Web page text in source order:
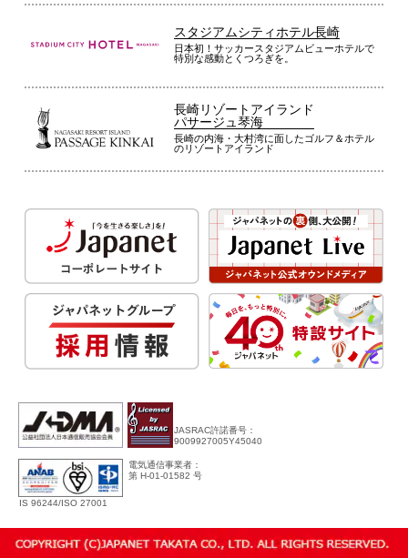
スタジアムシティホテル長崎
日本初！サッカースタジアムビューホテルで
特別な感動とくつろぎを。
長崎リゾートアイランド
パサージュ琴海
長崎の内海・大村湾に面したゴルフ＆ホテル
のリゾートアイランド
JASRAC許諾番号：
9009927005Y45040
IS 96244/ISO 27001
電気通信事業者：
第 H-01-01582 号